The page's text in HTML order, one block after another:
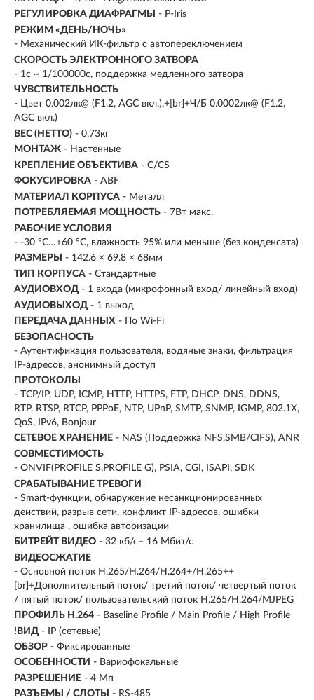
РЕГУЛИРОВКА ДИАФРАГМЫ
- P-Iris
РЕЖИМ «ДЕНЬ/НОЧЬ»
- Механический ИК-фильтр с автопереключением
СКОРОСТЬ ЭЛЕКТРОННОГО ЗАТВОРА
- 1с ~ 1/100000с, поддержка медленного затвора
ЧУВСТВИТЕЛЬНОСТЬ
- Цвет 0.002лк@ (F1.2, AGC вкл.),+[br]+Ч/Б 0.0002лк@ (F1.2,
AGC вкл.)
ВЕС (НЕТТО) - 0,73кг
МОНТАЖ - Настенные
КРЕПЛЕНИЕ ОБЪЕКТИВА - C/CS
ФОКУСИРОВКА - ABF
МАТЕРИАЛ КОРПУСА - Металл
ПОТРЕБЛЯЕМАЯ МОЩНОСТЬ - 7Вт макс.
РАБОЧИЕ УСЛОВИЯ
- -30 °C…+60 °C, влажность 95% или меньше (без конденсата)
РАЗМЕРЫ
- 142.6 × 69.8 × 68мм
ТИП КОРПУСА - Стандартные
АУДИОВХОД - 1 входа (микрофонный вход/ линейный вход)
АУДИОВЫХОД - 1 выход
ПЕРЕДАЧА ДАННЫХ - По Wi-Fi
БЕЗОПАСНОСТЬ
- Аутентификация пользователя, водяные знаки, фильтрация
IP-адресов, анонимный доступ
ПРОТОКОЛЫ
- TCP/IP, UDP, ICMP, HTTP, HTTPS, FTP, DHCP, DNS, DDNS,
RTP, RTSP, RTCP, PPPoE, NTP, UPnP, SMTP, SNMP, IGMP, 802.1X,
QoS, IPv6, Bonjour
СЕТЕВОЕ ХРАНЕНИЕ - NAS (Поддержка NFS,SMB/CIFS), ANR
СОВМЕСТИМОСТЬ
- ONVIF(PROFILE S,PROFILE G), PSIA, CGI, ISAPI, SDK
СРАБАТЫВАНИЕ ТРЕВОГИ
- Smart-функции, обнаружение несанкционированных
действий, разрыв сети, конфликт IP-адресов, ошибки
хранилища , ошибка авторизации
БИТРЕЙТ ВИДЕО - 32 кб/с– 16 Мбит/с
ВИДЕОСЖАТИЕ
- Основной поток H.265/H.264/H.264+/H.265++
[br]+Дополнительный поток/ третий поток/ четвертый поток
/ пятый поток/ пользовательский поток H.265/H.264/MJPEG
ПРОФИЛЬ H.264 - Baseline Profile / Main Profile / High Profile
!ВИД - IP (сетевые)
ОБЗОР - Фиксированные
ОСОБЕННОСТИ - Вариофокальные
РАЗРЕШЕНИЕ - 4 Мп
РАЗЪЕМЫ / СЛОТЫ
- RS-485